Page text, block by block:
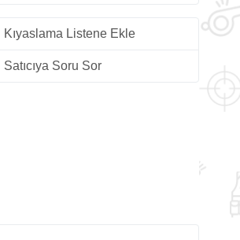
Kıyaslama Listene Ekle
Satıcıya Soru Sor